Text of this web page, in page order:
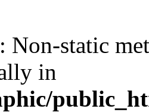
: Non-static
in